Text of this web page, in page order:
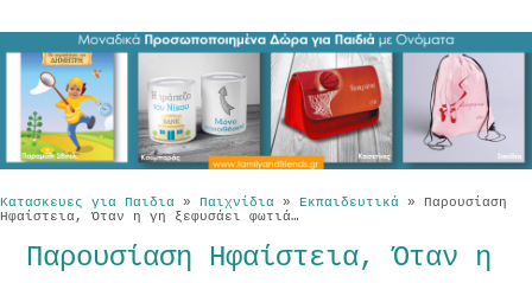
Κατασκευες για Παιδια » Παιχνίδια » Εκπαιδευτικά » Παρουσίαση
Ηφαίστεια, Όταν η γη ξεφυσάει φωτιά…
Παρουσίαση Ηφαίστεια, Όταν η